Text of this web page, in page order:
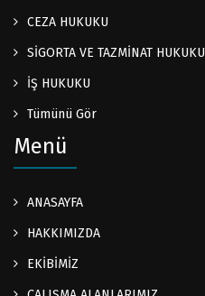
CEZA HUKUKU
SİGORTA VE TAZMİNAT HUKUKU
İŞ HUKUKU
Tümünü Gör
Menü
ANASAYFA
HAKKIMIZDA
EKİBİMİZ